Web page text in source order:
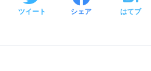
ツイート シェア はてブ